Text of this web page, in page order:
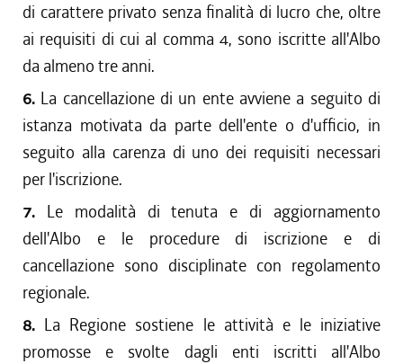
di carattere privato senza finalità di lucro che, oltre
ai requisiti di cui al comma 4, sono iscritte all'Albo
da almeno tre anni.
6. La cancellazione di un ente avviene a seguito di
istanza motivata da parte dell'ente o d'ufficio, in
seguito alla carenza di uno dei requisiti necessari
per l'iscrizione.
7. Le modalità di tenuta e di aggiornamento
dell'Albo e le procedure di iscrizione e di
cancellazione sono disciplinate con regolamento
regionale.
8. La Regione sostiene le attività e le iniziative
promosse e svolte dagli enti iscritti all'Albo